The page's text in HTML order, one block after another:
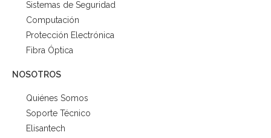
Sistemas de Seguridad
Computación
Protección Electrónica
Fibra Óptica
NOSOTROS
Quiénes Somos
Soporte Técnico
Elisantech